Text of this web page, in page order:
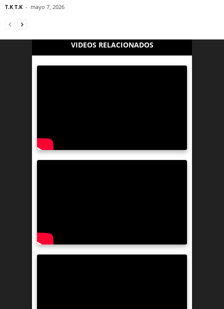
T.K T.K - mayo 7, 2026
VIDEOS RELACIONADOS